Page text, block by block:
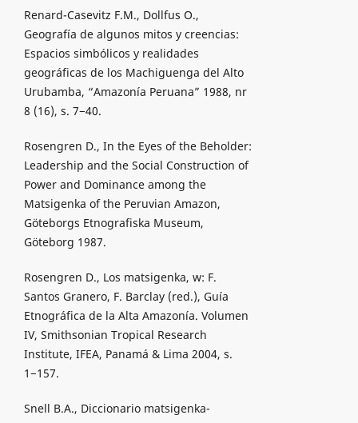
Renard-Casevitz F.M., Dollfus O.,
Geografía de algunos mitos y creencias:
Espacios simbólicos y realidades
geográficas de los Machiguenga del Alto
Urubamba, “Amazonía Peruana” 1988, nr
8 (16), s. 7−40.
Rosengren D., In the Eyes of the Beholder:
Leadership and the Social Construction of
Power and Dominance among the
Matsigenka of the Peruvian Amazon,
Göteborgs Etnografiska Museum,
Göteborg 1987.
Rosengren D., Los matsigenka, w: F.
Santos Granero, F. Barclay (red.), Guía
Etnográfica de la Alta Amazonía. Volumen
IV, Smithsonian Tropical Research
Institute, IFEA, Panamá & Lima 2004, s.
1−157.
Snell B.A., Diccionario matsigenka-